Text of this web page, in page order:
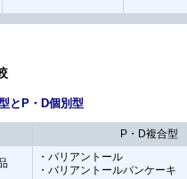
とP・D個別型
P・D複合型
・バリアントール
・バリアントールパンケーキ